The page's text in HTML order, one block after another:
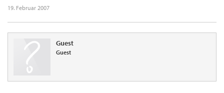
19. Februar 2007
Guest
Guest